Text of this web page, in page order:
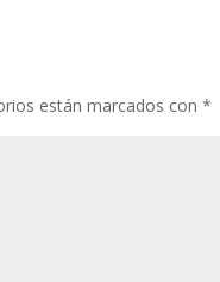
están marcados con*